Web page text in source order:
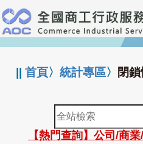
跳
到
主
要
:::
||首頁〉統計專區〉 閉
全
站
檢
【熱門查詢】公司/商